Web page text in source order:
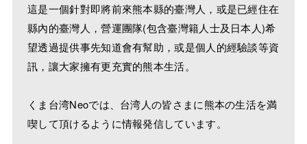
這是一個針對即將前來熊本縣的臺灣人，或是已經住在
縣內的臺灣人，營運團隊(包含臺灣籍人士及日本人)希
望透過提供事先知道會有幫助，或是個人的經驗談等資
訊，讓大家擁有更充實的熊本生活。
くま台湾Neoでは、台湾人の皆さまに熊本の生活を満
喫して頂けるように情報発信しています。